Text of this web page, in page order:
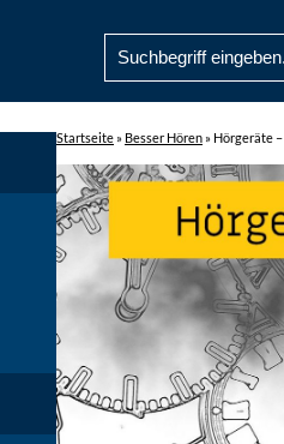
Startseite » Besser Hören » Hörgeräte